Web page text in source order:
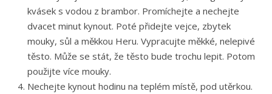
kvásek s vodou z brambor. Promíchejte a nechejte
dvacet minut kynout. Poté přidejte vejce, zbytek
mouky, sůl a měkkou Heru. Vypracujte měkké, nelepivé
těsto. Může se stát, že těsto bude trochu lepit. Potom
použijte více mouky.
Nechejte kynout hodinu na teplém místě, pod utěrkou.